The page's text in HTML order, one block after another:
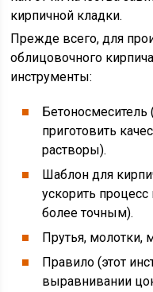
кирпичной кладки.
Прежде всего, для
облицовочного
инструменты:
приготовить
растворы).
Шаблон для
ускорить
более точным).
Прутья, молотки,
Правило (этот
выравнивании